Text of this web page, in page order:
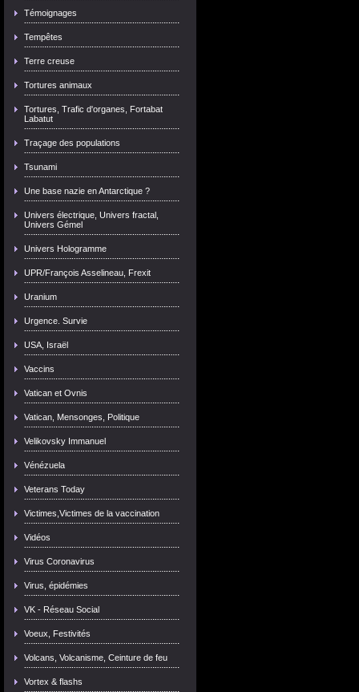
Témoignages
Tempêtes
Terre creuse
Tortures animaux
Tortures, Trafic d'organes, Fortabat
Labatut
Traçage des populations
Tsunami
Une base nazie en Antarctique ?
Univers électrique, Univers fractal,
Univers Gémel
Univers Hologramme
UPR/François Asselineau, Frexit
Uranium
Urgence. Survie
USA, Israël
Vaccins
Vatican et Ovnis
Vatican, Mensonges, Politique
Velikovsky Immanuel
Vénézuela
Veterans Today
Victimes,Victimes de la vaccination
Vidéos
Virus Coronavirus
Virus, épidémies
VK - Réseau Social
Voeux, Festivités
Volcans, Volcanisme, Ceinture de feu
Vortex & flashs